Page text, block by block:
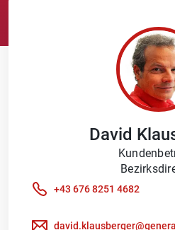
David
+43 676 8251 4682